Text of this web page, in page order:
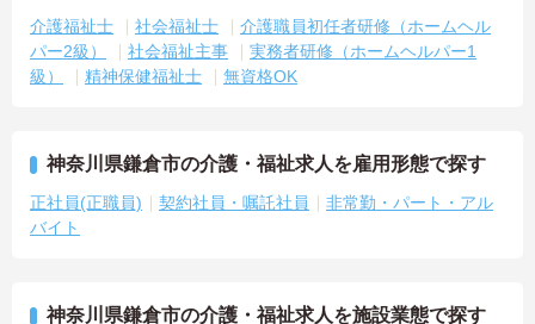
介護福祉士 社会福祉士
介護職員初任者研修（ホームヘル
パー2級）
社会福祉主事
実務者研修（ホームヘルパー1
級）
精神保健福祉士 無資格OK
神奈川県鎌倉市の介護・福祉求人を雇用形態で探す
正社員(正職員) 契約社員・嘱託社員
非常勤・パート・アル
バイト
神奈川県鎌倉市の介護・福祉求人を施設業態で探す